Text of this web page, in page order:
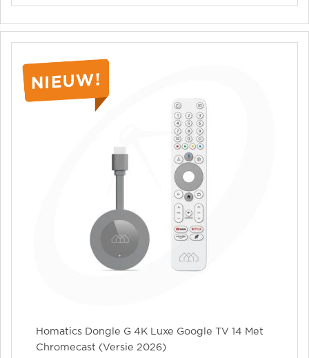
Homatics Dongle G 4K Luxe Google TV 14 Met
Chromecast (versie 2026)